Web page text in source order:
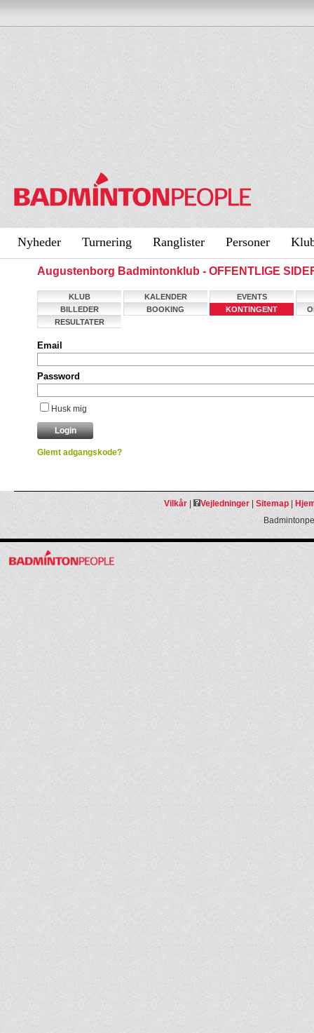
Nyheder Turnering Ranglister Personer
Augustenborg Badmintonklub - OFFENTLIGE
KLUB KALENDER
EVENTS
BILLEDER
BOOKING KONTINGENT
RESULTATER
Email
Password
Husk mig
Glemt adgangskode?
Vilkår| Vejledninger| Sitemap|